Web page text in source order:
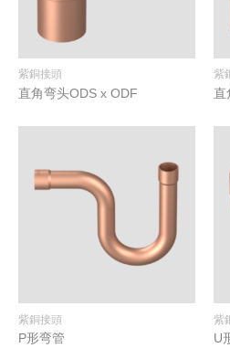
紫銅接頭
直角弯头ODS x ODF
紫
直
紫銅接頭
P形弯管
紫
U